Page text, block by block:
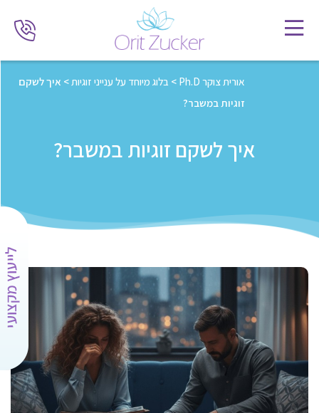
אורית צוקר Ph.D > בלוג מיוחד על ענייני זוגיות> איך לשקם
זוגיות במשבר?
איך לשקם זוגיות במשבר?